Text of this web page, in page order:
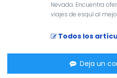
Nevada. Encuentra
viajes de esquí al
Todos los
Deja un